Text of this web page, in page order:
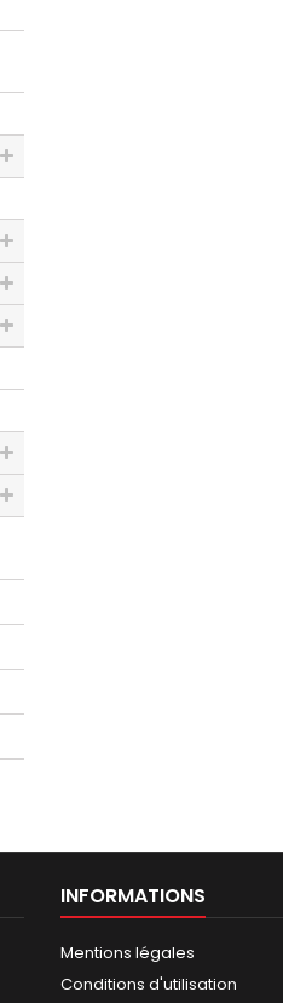
INFORMATIONS
Mentions légales
Conditions d'utilisation